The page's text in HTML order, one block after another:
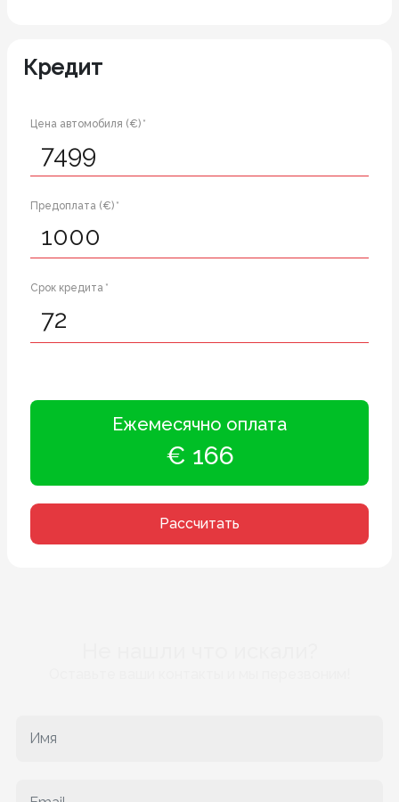
Кредит
Цена автомобиля (€) *
Предоплата (€) *
Срок кредита *
Ежемесячно оплата
€ 166
Рассчитать